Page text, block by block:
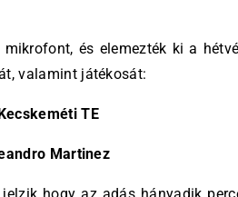
mikrofont, és elemezték ki a
valamint játékosát:
TE
Martinez